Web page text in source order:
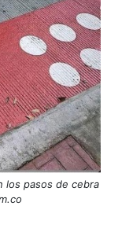
los pasos de cebra